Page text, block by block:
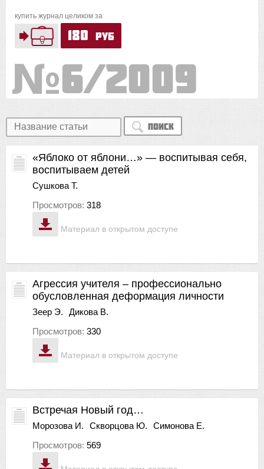
купить журнал целиком за
180 руб
6/2009
Поиск
Материал в открытом доступе
«Яблоко от яблони…» — воспитывая себя,
воспитываем детей
Сушкова Т.
Просмотров: 318
Материал в открытом доступе
Агрессия учителя – профессионально
обусловленная деформация личности
Зеер Э.
Дикова В.
Просмотров: 330
Встречая Новый год…
Морозова И. Скворцова Ю.
Симонова Е.
Просмотров: 569